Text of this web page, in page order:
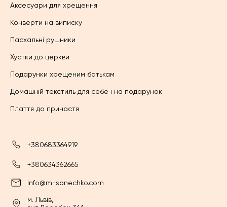
Аксесуари для хрещення
Конверти на виписку
Пасхальні рушники
Хустки до церкви
Подарунки хрещеним батькам
Домашній текстиль для себе і на подарунок
Плаття до причастя
+380683364919
+380634362665
info@m-sonechko.com
м. Львів,